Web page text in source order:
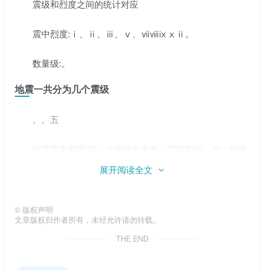
震级和烈度之间的统计对应
震中烈度:ⅰ、ⅱ、ⅲ、ⅴ、ⅶⅷⅸⅹⅱ。
数量级:。
地震一共分为几个震级
。。五
地条件下可能遭受的最大烈度。
最高地震级别12元。地震烈度:地震烈度是指地震对地
面、房屋等建筑物的破坏程度。同一场地震，不同地区烈度
展开阅读全文
© 版权声明
文章版权归作者所有，未经允许请勿转载。
THE END